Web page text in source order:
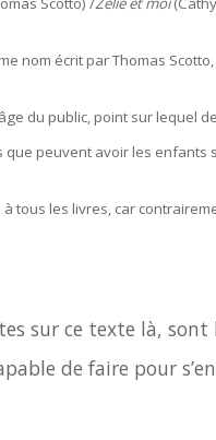
nom écrit par Thomas
du public, point sur
peuvent avoir les enfants
à tous les livres, car
sur ce texte là,
de faire pour